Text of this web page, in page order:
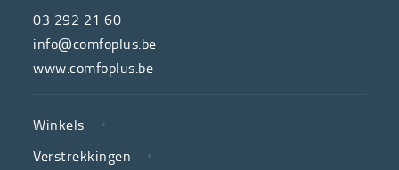
de
hulpmiddelenwinkel
van
neutrale
ziekenfondsen,
03 292 21 60
info@comfoplus.be
www.comfoplus.be
LINKS
Winkels
Verstrekkingen